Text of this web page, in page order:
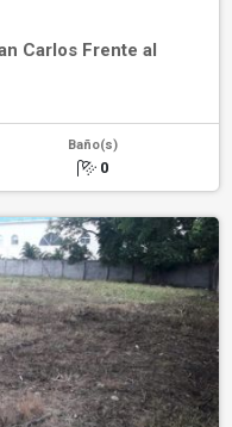
Carlos Frente al
Baño(s)
0